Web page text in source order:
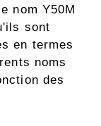
nom Y50M
sont
en termes
noms
des